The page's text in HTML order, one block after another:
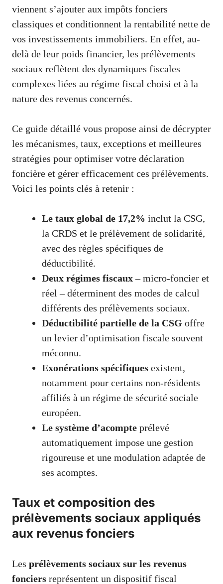
viennent s’ajouter aux impôts fonciers
classiques et conditionnent la rentabilité nette de
vos investissements immobiliers. En effet, au-
delà de leur poids financier, les prélèvements
sociaux reflètent des dynamiques fiscales
complexes liées au régime fiscal choisi et à la
nature des revenus concernés.
Ce guide détaillé vous propose ainsi de décrypter
les mécanismes, taux, exceptions et meilleures
stratégies pour optimiser votre déclaration
foncière et gérer efficacement ces prélèvements.
Voici les points clés à retenir :
Le taux global de 17,2% inclut la CSG,
la CRDS et le prélèvement de solidarité,
avec des règles spécifiques de
déductibilité.
Deux régimes fiscaux– micro-foncier et
réel – déterminent des modes de calcul
différents des prélèvements sociaux.
Déductibilité partielle de la CSG offre
un levier d’optimisation fiscale souvent
méconnu.
Exonérations spécifiques existent,
notamment pour certains non-résidents
affiliés à un régime de sécurité sociale
européen.
Le système d’acompte prélevé
automatiquement impose une gestion
rigoureuse et une modulation adaptée de
ses acomptes.
Taux et composition des
prélèvements sociaux appliqués
aux revenus fonciers
Les prélèvements sociaux sur les revenus
fonciers représentent un dispositif fiscal